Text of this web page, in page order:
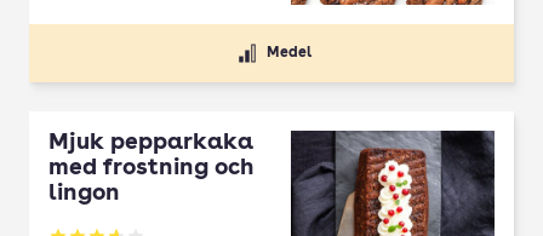
Medel
Mjuk pepparkaka
med frostning och
lingon